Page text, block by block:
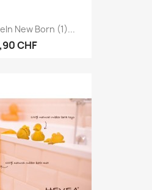
New Born (1)...
CHF